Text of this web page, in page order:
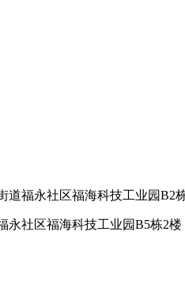
道福永社区福海科技工业园B2
永社区福海科技工业园B5栋2楼